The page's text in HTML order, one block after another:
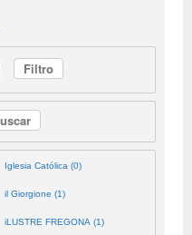
Iglesia Católica (0)
il Giorgione (1)
iLUSTRE FREGONA (1)